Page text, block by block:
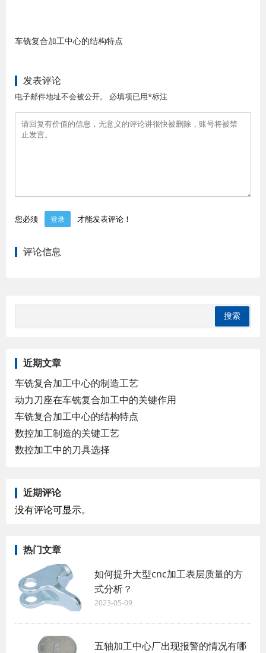
车铣复合加工中心的结构特点
发表评论
电子邮件地址不会被公开。 必填项已用*标注
您必须 登录 才能发表评论！
评论信息
近期文章
车铣复合加工中心的制造工艺
动力刀座在车铣复合加工中的关键作用
车铣复合加工中心的结构特点
数控加工制造的关键工艺
数控加工中的刀具选择
近期评论
没有评论可显示。
热门文章
如何提升大型cnc加工表层质量的方
式分析？
2023-05-09
五轴加工中心厂出现报警的情况有哪